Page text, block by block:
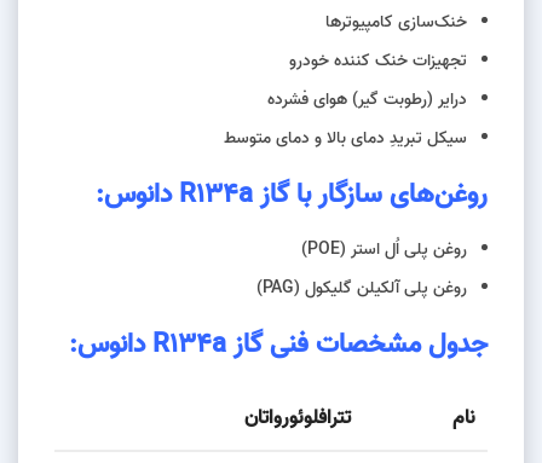
خنک‌سازی کامپیوتر‌ها
تجهیزات خنک کننده‌ خودرو
درایر (رطوبت گیر) هوای فشرده
سیکل تبریدِ دمای بالا و دمای متوسط
روغن‌های سازگار با گاز R134a دانوس :
روغن پلی اُل استر (POE)
روغن پلی آلکیلن گلیکول (PAG)
جدول مشخصات فنی گاز R134a دانوس :
نام تترافلوئورواتان